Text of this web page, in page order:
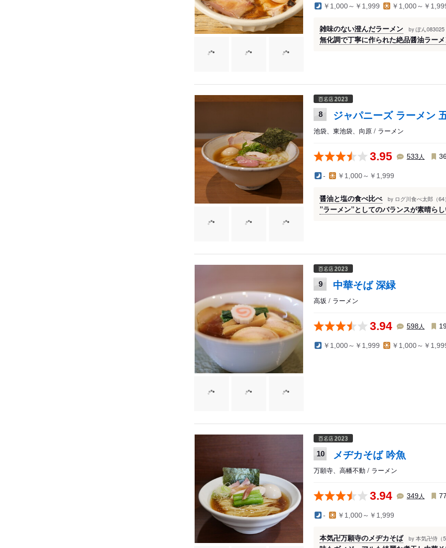
￥1,000～￥1,999 ￥1,000～￥
雑味のない澄んだラーメン by ぽん083025
無化調で丁寧に作られた絶品醤油ラー
8 ジャパニーズ ラーメン
池袋、東池袋、向原 / ラーメン
3.95 533 人
- ￥1,000～￥1,999
醤油と塩の食べ比べ by ログ川食べ太郎（64）
”ラーメン”としてのバランスが素晴ら
9 中華そば 深緑
高坂 / ラーメン
3.94 598人
￥1,000～￥1,999 ￥1,000～￥
10 メヂカそば 吟魚
万願寺、高幡不動 / ラーメン
3.94 349人
- ￥1,000～￥1,999
本気卍万願寺のメヂカそば by 本気卍侍（